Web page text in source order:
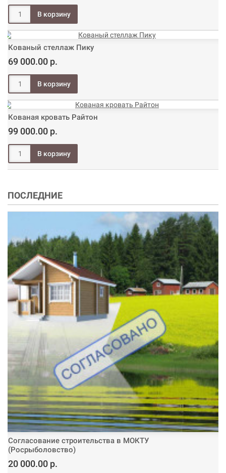
Кованый стеллаж Пику
69 000.00 р.
Кованая кровать Райтон
99 000.00 р.
ПОСЛЕДНИЕ
Согласование строительства в МОКТУ
(Росрыболовство)
20 000.00 р.